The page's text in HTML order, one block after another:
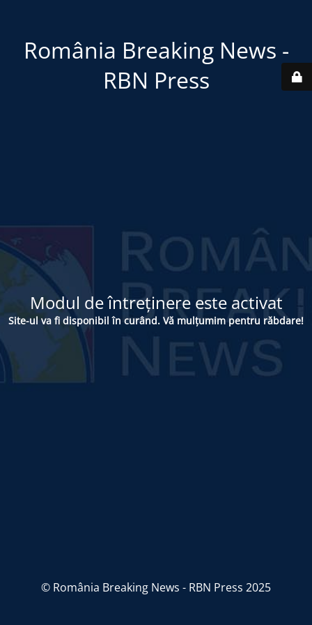
România Breaking News -
RBN Press
Modul de întreținere este activat
Site-ul va fi disponibil în curând. Vă mulțumim pentru răbdare!
© România Breaking News - RBN Press 2025